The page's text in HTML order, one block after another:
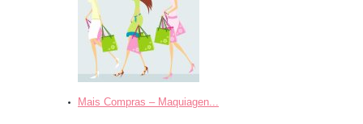
Mais Compras – Maquiagen...